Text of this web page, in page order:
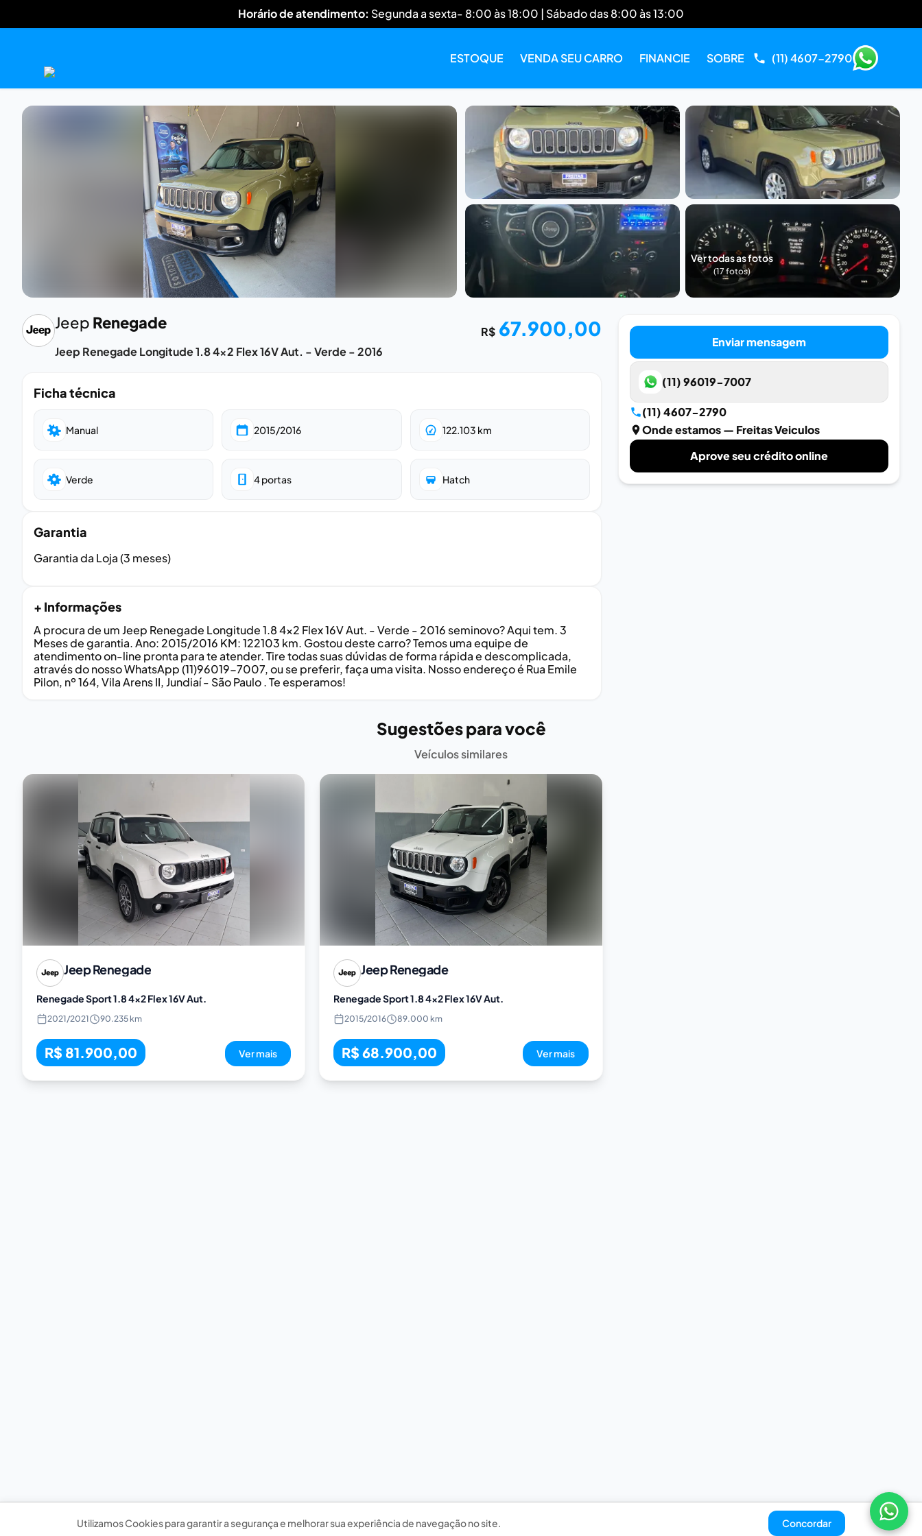
Horário de atendimento: Segunda a sexta- 8:00 às 18:00 | Sábado das 8:00 às 13:00
ESTOQUE VENDA SEU CARRO FINANCIE SOBRE (11) 4607-2790
Ver todas as fotos
(17 fotos)
Jeep Renegade
Jeep Renegade Longitude 1.8 4x2 Flex 16V Aut. - Verde - 2016
R$ 67.900,00
Ficha técnica
Manual 2015/2016 122.103 km
Verde 4portas Hatch
Garantia
Garantia da Loja (3 meses)
+ Informações
A procura de um Jeep Renegade Longitude 1.8 4x2 Flex 16V Aut. - Verde - 2016 seminovo? Aqui tem. 3
Meses de garantia. Ano: 2015/2016 KM: 122103 km. Gostou deste carro? Temos uma equipe de
atendimento on-line pronta para te atender. Tire todas suas dúvidas de forma rápida e descomplicada,
através do nosso WhatsApp (11)96019-7007, ou se preferir, faça uma visita. Nosso endereço é Rua Emile
Pilon, nº 164, Vila Arens II, Jundiaí - São Paulo . Te esperamos!
Enviar mensagem
(11) 96019-7007
(11) 4607-2790
Onde estamos— Freitas Veiculos
Aprove seu crédito online
Sugestões para você
Veículos similares
JeepRenegade
Renegade Sport 1.8 4x2 Flex 16V Aut.
2021/2021 90.235 km
R$ 81.900,00 Ver mais
JeepRenegade
Renegade Sport 1.8 4x2 Flex 16V Aut.
2015/2016 89.000 km
R$ 68.900,00 Ver mais
Utilizamos Cookies para garantir a segurança e melhorar sua experiência de navegação no site. Concordar